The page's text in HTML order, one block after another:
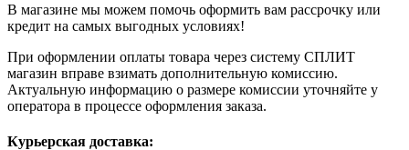
В магазине мы можем помочь оформить вам рассрочку или
кредит на самых выгодных условиях!
При оформлении оплаты товара через систему СПЛИТ
магазин вправе взимать дополнительную комиссию.
Актуальную информацию о размере комиссии уточняйте у
оператора в процессе оформления заказа.
Курьерская доставка: